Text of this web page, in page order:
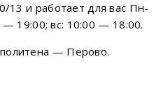
13 и работает для вас Пн-
19:00; вс: 10:00 — 18:00.
— Перово.